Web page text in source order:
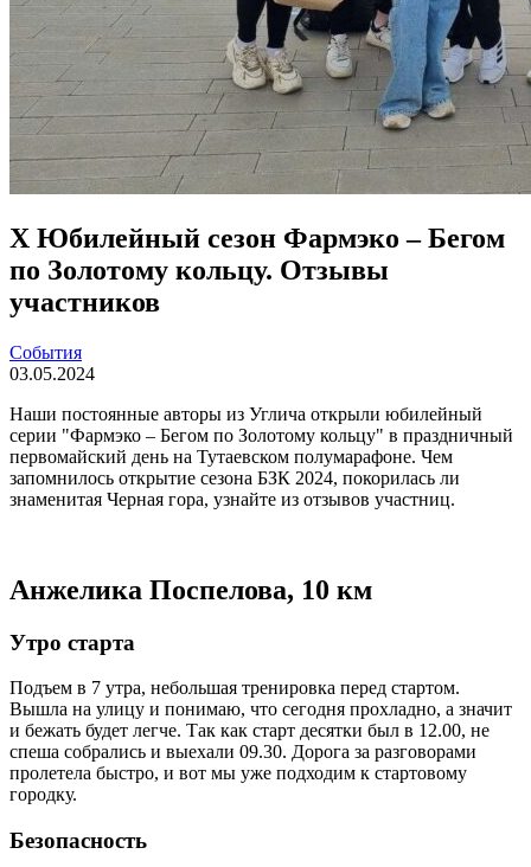
Х Юбилейный сезон Фармэко – Бегом
по Золотому кольцу. Отзывы
участников
События
03.05.2024
Наши постоянные авторы из Углича открыли юбилейный
серии "Фармэко – Бегом по Золотому кольцу" в праздничный
первомайский день на Тутаевcком полумарафоне. Чем
запомнилось открытие сезона БЗК 2024, покорилась ли
знаменитая Черная гора, узнайте из отзывов участниц.
Анжелика Поспелова, 10 км
Утро старта
Подъем в 7 утра, небольшая тренировка перед стартом.
Вышла на улицу и понимаю, что сегодня прохладно, а значит
и бежать будет легче. Так как старт десятки был в 12.00, не
спеша собрались и выехали 09.30. Дорога за разговорами
пролетела быстро, и вот мы уже подходим к стартовому
городку.
Безопасность